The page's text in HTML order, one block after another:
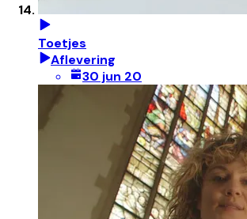
Toetjes
Aflevering
30 jun 20